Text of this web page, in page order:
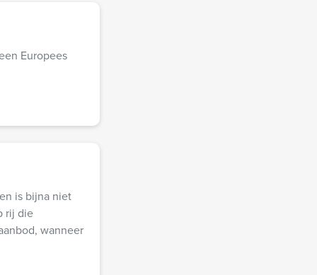
Europees
is bijna niet
rij die
wanneer